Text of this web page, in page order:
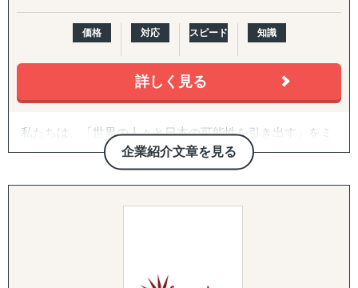
③グローバルコンサルティング
・中小企業向け支援
・海外市場調査、販路開拓の伴走
・社内外のパートナーを活用し、最適な解決策を提案
・企業様の目的に沿った研修の設計
・渡航先例：カナダ、中国、オランダ
・希望国がある場合も柔軟に対応
価格 対応 スピード 知識
詳しく見る
企業紹介文章を見る
私たちは、「世界の人々と日本の可能性を引き出す」をミ
ッションに、ASEAN・南アジア・欧米市場に特化した「調
査で終わらない」売上直結型の海外進出支援を強みとして
おります。
週間で現地営業体制を構築。対応する主要各国に日本語力